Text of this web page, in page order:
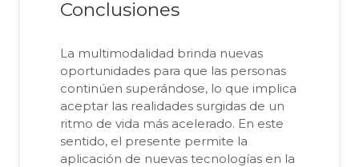
Conclusiones
La multimodalidad brinda nuevas
oportunidades para que las personas
continúen superándose, lo que implica
aceptar las realidades surgidas de un
ritmo de vida más acelerado. En este
sentido, el presente permite la
aplicación de nuevas tecnologías en la